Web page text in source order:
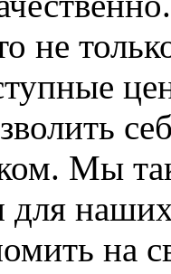
не
Мы
для
на